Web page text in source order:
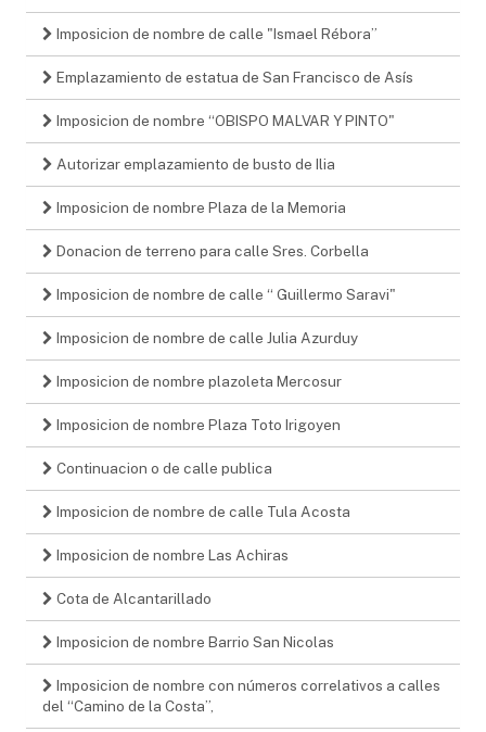
Imposicion de nombre de calle "Ismael Rébora”
Emplazamiento de estatua de San Francisco de Asís
Imposicion de nombre “OBISPO MALVAR Y PINTO"
Autorizar emplazamiento de busto de Ilia
Imposicion de nombre Plaza de la Memoria
Donacion de terreno para calle Sres. Corbella
Imposicion de nombre de calle “ Guillermo Saravi"
Imposicion de nombre de calle Julia Azurduy
Imposicion de nombre plazoleta Mercosur
Imposicion de nombre Plaza Toto Irigoyen
Continuacion o de calle publica
Imposicion de nombre de calle Tula Acosta
Imposicion de nombre Las Achiras
Cota de Alcantarillado
Imposicion de nombre Barrio San Nicolas
Imposicion de nombre con números correlativos a calles
del “Camino de la Costa”,